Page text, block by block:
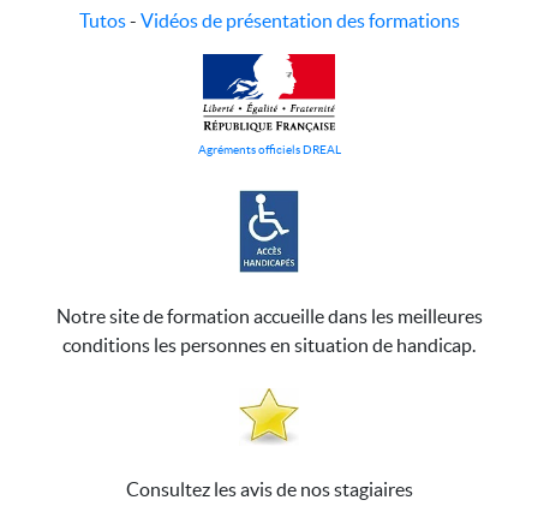
Tutos- Vidéos de présentation des formations
Agréments officiels DREAL
Notre site de formation accueille dans les meilleures
conditions les personnes en situation de handicap.
Consultez les avis de nos stagiaires